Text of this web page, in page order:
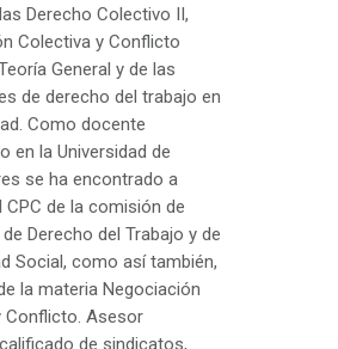
Derecho Colectivo II,
Colectiva y Conflicto
General y de las
de derecho del trabajo en
Como docente
en la Universidad de
se ha encontrado a
CPC de la comisión de
Derecho del Trabajo y de
Social, como así también,
la materia Negociación
Conflicto. Asesor
de sindicatos,